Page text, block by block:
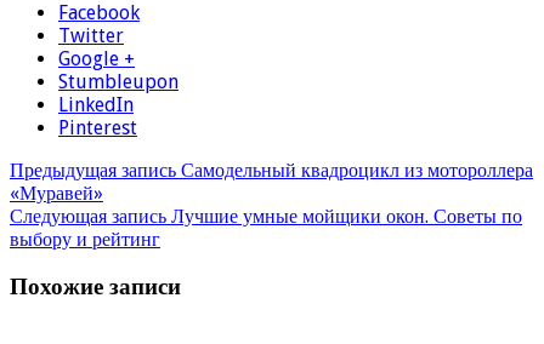
Facebook
Twitter
Google +
Stumbleupon
LinkedIn
Pinterest
Предыдущая запись Самодельный квадроцикл из мотороллера
«Муравей»
Следующая запись Лучшие умные мойщики окон. Советы по
выбору и рейтинг
Похожие записи